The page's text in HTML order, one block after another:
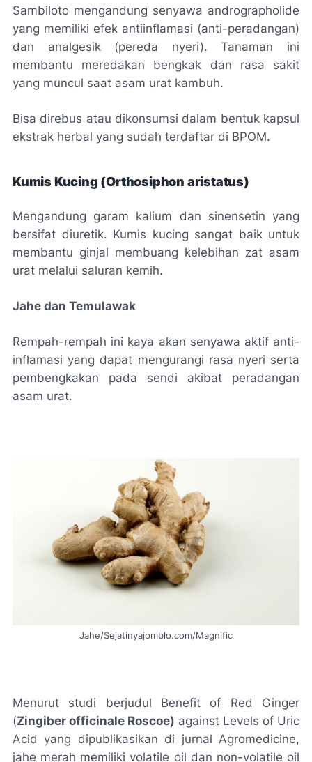
Sambiloto mengandung senyawa andrographolide
yang memiliki efek antiinflamasi (anti-peradangan)
dan analgesik (pereda nyeri). Tanaman ini
membantu meredakan bengkak dan rasa sakit
yang muncul saat asam urat kambuh.
Bisa direbus atau dikonsumsi dalam bentuk kapsul
ekstrak herbal yang sudah terdaftar di BPOM.
Kumis Kucing (Orthosiphon aristatus)
Mengandung garam kalium dan sinensetin yang
bersifat diuretik. Kumis kucing sangat baik untuk
membantu ginjal membuang kelebihan zat asam
urat melalui saluran kemih.
Jahe dan Temulawak
Rempah-rempah ini kaya akan senyawa aktif anti-
inflamasi yang dapat mengurangi rasa nyeri serta
pembengkakan pada sendi akibat peradangan
asam urat.
Jahe/Sejatinyajomblo.com/Magnific
Menurut studi berjudul Benefit of Red Ginger
(Zingiber officinale Roscoe) against Levels of Uric
Acid yang dipublikasikan di jurnal Agromedicine,
jahe merah memiliki volatile oil dan non-volatile oil